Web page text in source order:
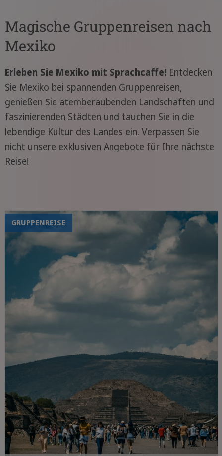
Magische Gruppenreisen nach
Mexiko
Erleben Sie Mexiko mit Sprachcaffe! Entdecken
Sie Mexiko bei spannenden Gruppenreisen,
genießen Sie atemberaubenden Landschaften und
faszinierenden Städten und tauchen Sie in die
lebendige Kultur des Landes ein. Verpassen Sie
nicht unsere exklusiven Angebote für Ihre nächste
Reise!
GRUPPENREISE